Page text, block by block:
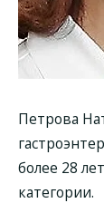
Петрова
более 28
категории.